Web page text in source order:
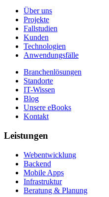
Über uns
Projekte
Fallstudien
Kunden
Technologien
Anwendungsfälle
Branchenlösungen
Standorte
IT-Wissen
Blog
Unsere eBooks
Kontakt
Leistungen
Webentwicklung
Backend
Mobile Apps
Infrastruktur
Beratung & Planung